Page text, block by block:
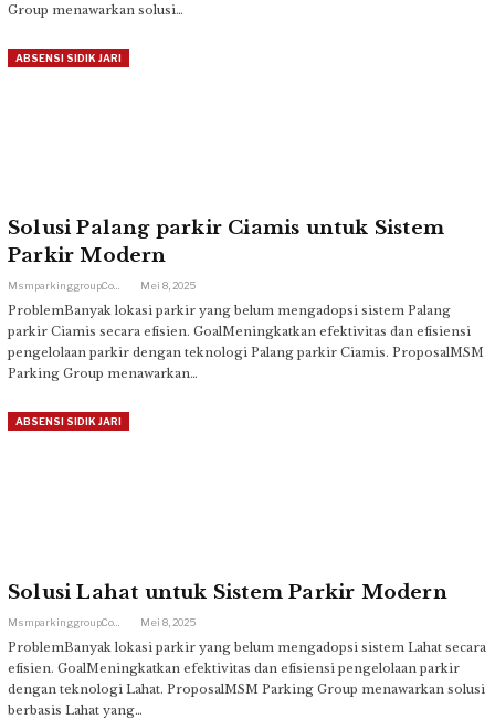
Group menawarkan solusi…
ABSENSI SIDIK JARI
Solusi Palang parkir Ciamis untuk Sistem
Parkir Modern
Msmparkinggroup.com Mei 8, 2025
ProblemBanyak lokasi parkir yang belum mengadopsi sistem Palang
parkir Ciamis secara efisien. GoalMeningkatkan efektivitas dan efisiensi
pengelolaan parkir dengan teknologi Palang parkir Ciamis. ProposalMSM
Parking Group menawarkan…
ABSENSI SIDIK JARI
Solusi Lahat untuk Sistem Parkir Modern
Mei 8, 2025
ProblemBanyak lokasi parkir yang belum mengadopsi sistem Lahat secara
efisien. GoalMeningkatkan efektivitas dan efisiensi pengelolaan parkir
dengan teknologi Lahat. ProposalMSM Parking Group menawarkan solusi
berbasis Lahat yang…